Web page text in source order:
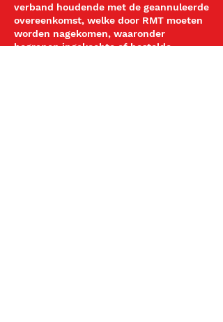
verband houdende met de geannuleerde
overeenkomst, welke door RMT moeten
worden nagekomen, waaronder
begrepen ingekochte of bestelde